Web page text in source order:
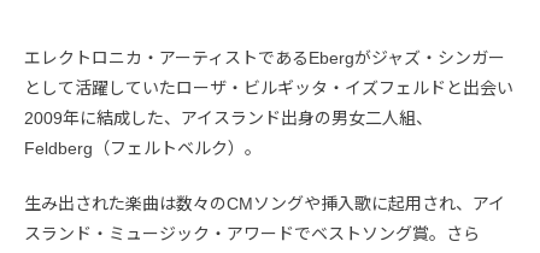
エレクトロニカ・アーティストであるEbergがジャズ・シンガー
として活躍していたローザ・ビルギッタ・イズフェルドと出会い
2009年に結成した、アイスランド出身の男女二人組、
Feldberg（フェルトベルク）。
生み出された楽曲は数々のCMソングや挿入歌に起用され、アイ
スランド・ミュージック・アワードでベストソング賞。さら